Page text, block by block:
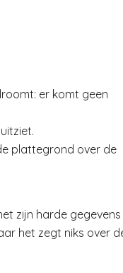
er komt geen
plattegrond over de
zijn harde gegevens
het zegt niks over